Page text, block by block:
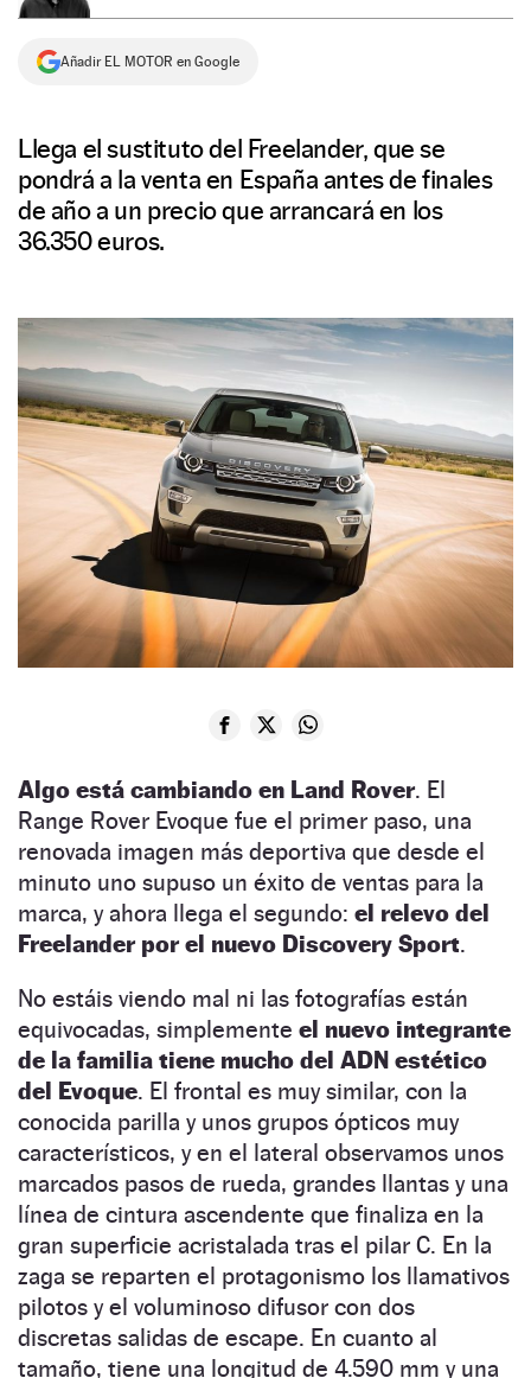
Añadir EL MOTOR en Google
Llega el sustituto del Freelander, que se
pondrá a la venta en España antes de finales
de año a un precio que arrancará en los
36.350 euros.
Algo está cambiando en Land Rover. El
Range Rover Evoque fue el primer paso, una
renovada imagen más deportiva que desde el
minuto uno supuso un éxito de ventas para la
marca, y ahora llega el segundo: el relevo del
Freelander por el nuevo Discovery Sport.
No estáis viendo mal ni las fotografías están
equivocadas, simplemente el nuevo integrante
de la familia tiene mucho del ADN estético
del Evoque. El frontal es muy similar, con la
conocida parilla y unos grupos ópticos muy
característicos, y en el lateral observamos unos
marcados pasos de rueda, grandes llantas y una
línea de cintura ascendente que finaliza en la
gran superficie acristalada tras el pilar C. En la
zaga se reparten el protagonismo los llamativos
pilotos y el voluminoso difusor con dos
discretas salidas de escape. En cuanto al
tamaño, tiene una longitud de 4.590 mm y una